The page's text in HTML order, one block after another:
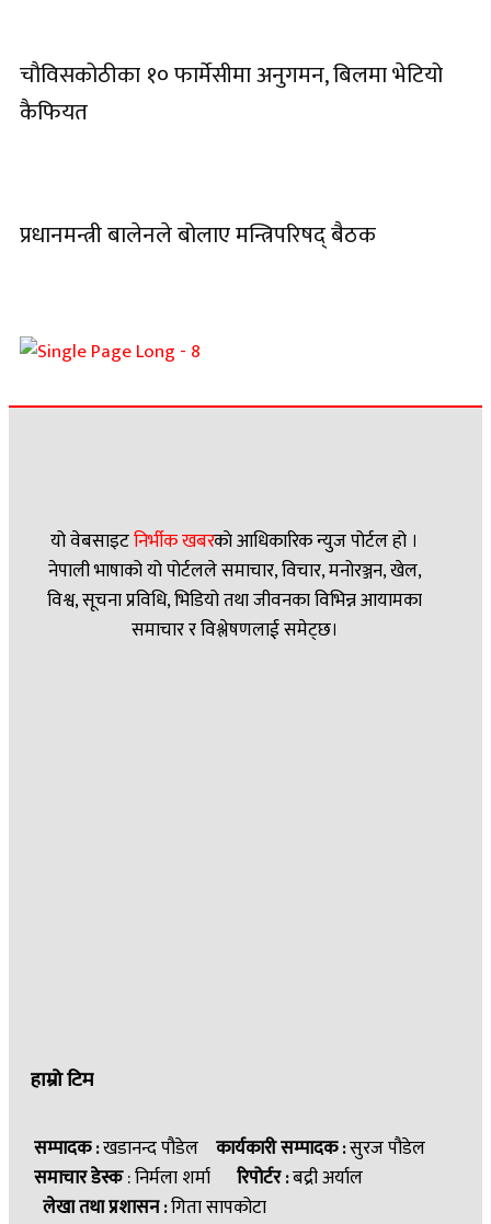
चौविसकोठीका १० फार्मेसीमा अनुगमन, बिलमा भेटियो
कैफियत
प्रधानमन्त्री बालेनले बोलाए मन्त्रिपरिषद् बैठक
यो वेबसाइटनिर्भीक खबरकाे आधिकारिक न्युज पोर्टल हो ।
नेपाली भाषाको यो पोर्टलले समाचार, विचार, मनोरञ्जन, खेल,
विश्व, सूचना प्रविधि, भिडियो तथा जीवनका विभिन्न आयामका
समाचार र विश्लेषणलाई समेट्छ।
हाम्रो टिम
सम्पादक :खडानन्द पौडेल कार्यकारी सम्पादक :सुरज पौडेल
समाचार डेस्क: निर्मला शर्मा रिपोर्टर :बद्री अर्याल
लेखा तथा प्रशासन :गिता सापकोटा